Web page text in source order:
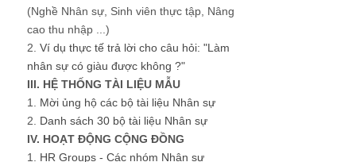
(Nghề Nhân sự, Sinh viên thực tập, Nâng
cao thu nhập ...)
2. Ví dụ thực tế trả lời cho câu hỏi: "Làm
nhân sự có giàu được không ?"
III. HỆ THỐNG TÀI LIỆU MẪU
1. Mời ủng hộ các bộ tài liệu Nhân sự
2. Danh sách 30 bộ tài liệu Nhân sự
IV. HOẠT ĐỘNG CỘNG ĐỒNG
1. HR Groups - Các nhóm Nhân sự